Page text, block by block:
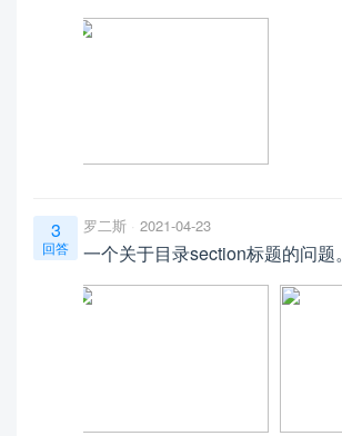
3
回答
罗二斯 2021-04-23
一个关于目录section标题的问题。